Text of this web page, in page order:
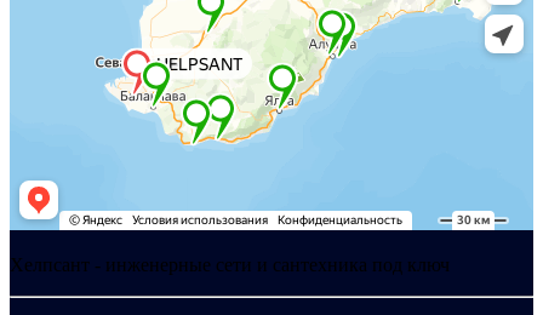
Хелпсант - инженерные сети и сантехника под ключ